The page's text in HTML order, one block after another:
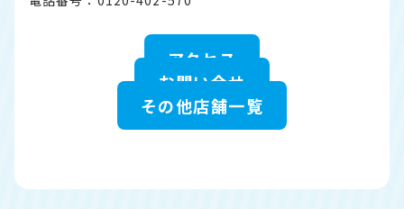
アクセス
お問い合せ
その他店舗一覧